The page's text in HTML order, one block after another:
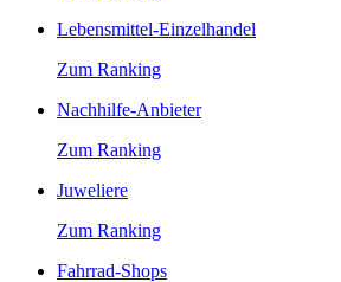
Lebensmittel-Einzelhandel
Zum Ranking
Nachhilfe-Anbieter
Zum Ranking
Juweliere
Zum Ranking
Fahrrad-Shops